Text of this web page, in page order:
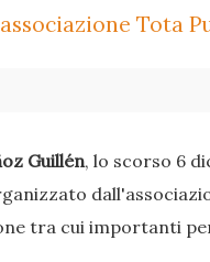
Tota
Guillén, lo scorso 6
tra cui importanti